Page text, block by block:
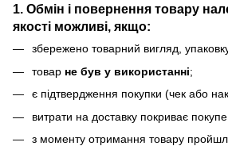
1. Обмін і повернення товару
якості можливі, якщо:
збережено товарний вигляд,
товар не був у використанні;
є підтвердження покупки (чек або
витрати на доставку покриває
з моменту отримання товару